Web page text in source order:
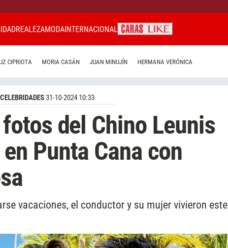
REALEZAMODAINTERNACIONAL
CIPRIOTA MORIA CASÁN JUAN MINUJÍN HERMANA VERÓNICA
CELEBRIDADES31-10-2024 10:33
del Chino Leunis
Punta Cana con
vacaciones, el conductor y su mujer vivieron este